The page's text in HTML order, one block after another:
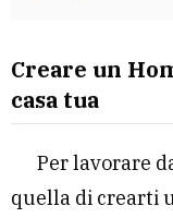
Creare un
casa tua
Per lavorare
quella di crearti